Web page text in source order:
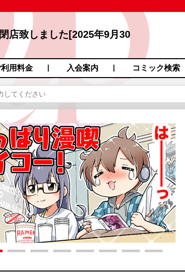
店致しました[2025年9月30
利用料金 入会案内 コミック検索